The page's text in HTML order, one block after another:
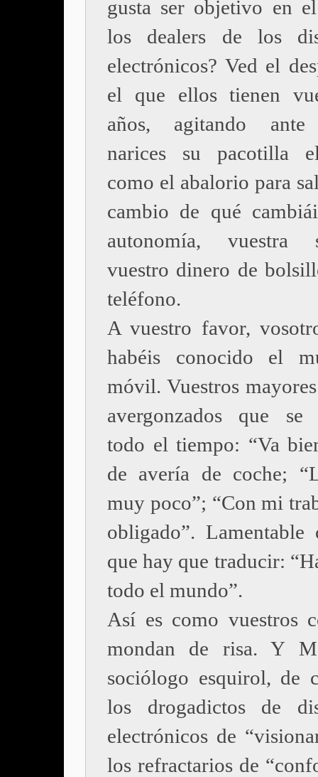
gusta ser objetivo en
los dealers de los
electrónicos? Ved el
el que ellos tienen
años, agitando ante
narices su pacotilla
como el abalorio para
cambio de qué
autonomía,
vuestro dinero de
teléfono.
A vuestro favor,
habéis conocido el
móvil. Vuestros
avergonzados que se
todo el tiempo: “Va
de avería de coche;
muy poco”; “Con mi
obligado”. Lamentable
que hay que traducir:
todo el mundo”.
Así es como vuestros
mondan de risa. Y
sociólogo esquirol, de
los drogadictos de
electrónicos de
los refractarios de